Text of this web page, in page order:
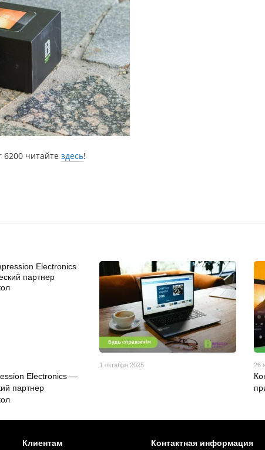
читайте здесь!
Electronics —
партнер
1 октября 2025 26
Клиентам Контактная информация